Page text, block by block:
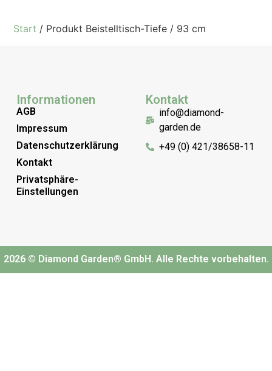
Start / Produkt Beistelltisch-Tiefe / 93 cm
Informationen
AGB
Impressum
Datenschutzerklärung
Kontakt
Privatsphäre-
Einstellungen
Kontakt
info@diamond-
garden.de
+49 (0) 421/38658-11
2026 © Diamond Garden® GmbH. Alle Rechte vorbehalten.